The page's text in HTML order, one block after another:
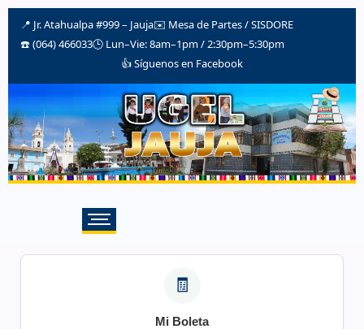
📍 Jr. Atahualpa #999 – Jauja✉️ Mesa de Partes / SISDORE
☎️ (064) 466033🕒 Lun–Vie: 8am–1pm / 2:30pm–5:30pm
👍 Síguenos en Facebook
🧾
Mi Boleta